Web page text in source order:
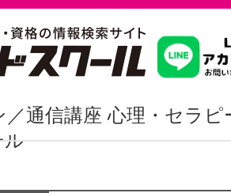
習いたいこ
通信講座 心理・セラピ
ル